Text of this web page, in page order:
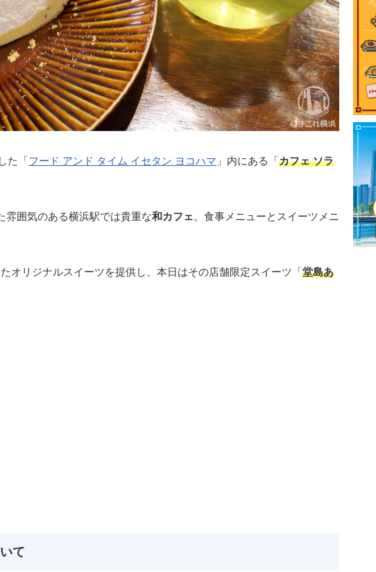
た「フード アンド タイム イセタン ヨコハマ 」内にある「カフェ ソラ
雰囲気のある横浜駅では貴重な和カフェ。食事メニューとスイーツメニ
オリジナルスイーツを提供し、本日はその店舗限定スイーツ「堂島あ
て